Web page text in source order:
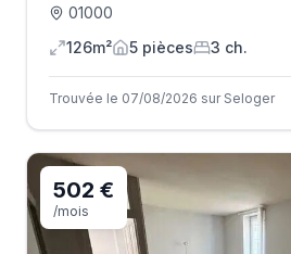
01000
126m²
5 pièces 3 ch.
Trouvée le 07/08/2026 sur Seloger
502 €
/mois